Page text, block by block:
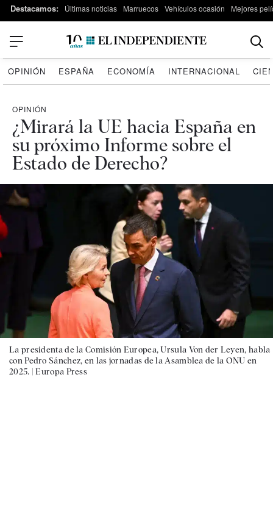
Destacamos: Últimas noticias Marruecos Vehículos ocasión Mejores
OPINIÓN ESPAÑA ECONOMÍA INTERNACIONAL
OPINIÓN
¿Mirará la UE hacia España en
su próximo Informe sobre el
Estado de Derecho?
La presidenta de la Comisión Europea, Ursula Von der Leyen, habla
con Pedro Sánchez, en las jornadas de la Asamblea de la ONU en
2025. |Europa Press